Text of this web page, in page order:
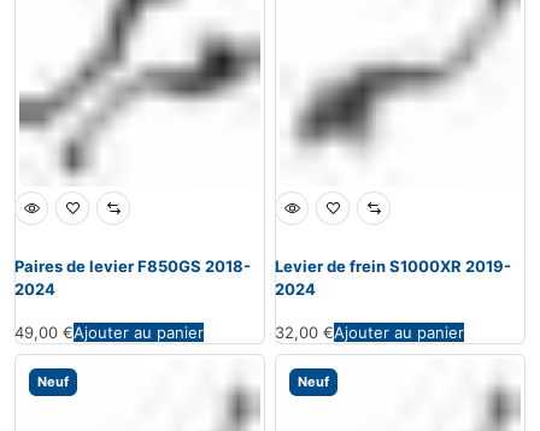
Paires de levier F850GS 2018-
2024
49,00 €Ajouter au panier
Levier de frein S1000XR 2019-
2024
32,00 €Ajouter au panier
Neuf Neuf